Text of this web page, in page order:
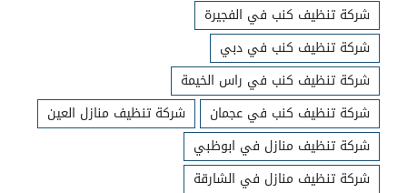
شركة تنظيف كنب في الفجيرة
شركة تنظيف كنب في دبي
شركة تنظيف كنب في راس الخيمة
شركة تنظيف كنب في عجمان
شركة تنظيف منازل العين
شركة تنظيف منازل في ابوظبي
شركة تنظيف منازل في الشارقة